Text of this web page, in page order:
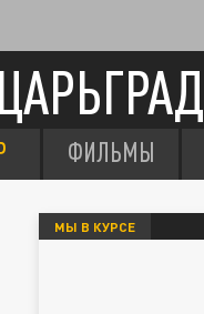
ЦАРЬГРАД
ФИЛЬМЫ
МЫ В КУРСЕ